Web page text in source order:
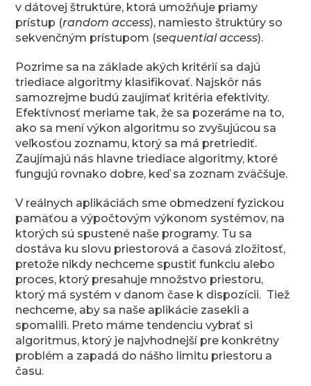
v dátovej štruktúre, ktorá umožňuje priamy
prístup (random access), namiesto štruktúry so
sekvenčným prístupom (sequential access).
Pozrime sa na základe akých kritérií sa dajú
triediace algoritmy klasifikovať. Najskôr nás
samozrejme budú zaujímať kritéria efektivity.
Efektívnosť meriame tak, že sa pozeráme na to,
ako sa mení výkon algoritmu so zvyšujúcou sa
veľkosťou zoznamu, ktorý sa má pretriediť.
Zaujímajú nás hlavne triediace algoritmy, ktoré
fungujú rovnako dobre, keď sa zoznam zväčšuje.
V reálnych aplikáciách sme obmedzení fyzickou
pamäťou a výpočtovým výkonom systémov, na
ktorých sú spustené naše programy. Tu sa
dostáva ku slovu priestorová a časová zložitosť,
pretože nikdy nechceme spustiť funkciu alebo
proces, ktorý presahuje množstvo priestoru,
ktorý má systém v danom čase k dispozícii. Tiež
nechceme, aby sa naše aplikácie zasekli a
spomalili. Preto máme tendenciu vybrať si
algoritmus, ktorý je najvhodnejší pre konkrétny
problém a zapadá do nášho limitu priestoru a
času.